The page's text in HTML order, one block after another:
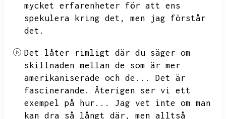
mycket erfarenheter för att ens
spekulera kring det,
men jag förstår
det.
Det låter rimligt där du säger om
skillnaden mellan de som är mer
amerikaniserade och de...
Det är
fascinerande.
Återigen ser vi ett
exempel på hur...
Jag vet inte om man
kan dra så långt där,
men alltså